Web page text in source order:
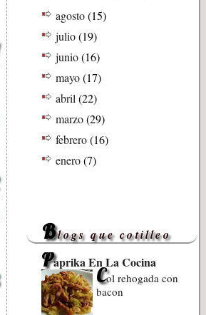
agosto(15)
julio(19)
junio(16)
mayo(17)
abril(22)
marzo(29)
febrero(16)
enero(7)
Blogs que cotilleo
Paprika En La Cocina
Col rehogada con
bacon